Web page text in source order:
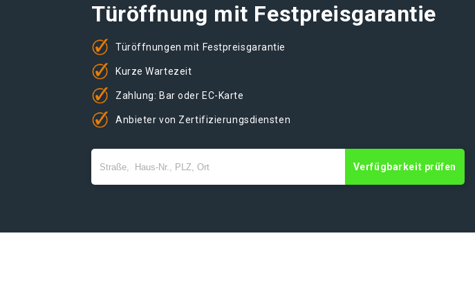
Türöffnung mit Festpreisgarantie
Türöffnungen mit Festpreisgarantie
Kurze Wartezeit
Zahlung: Bar oder EC-Karte
Anbieter von Zertifizierungsdiensten
Verfügbarkeit prüfen